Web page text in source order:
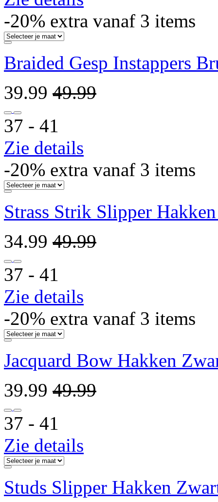
-20% extra vanaf 3 items
Braided Gesp Instappers
39.99 49.99
37 ‐ 41
Zie details
-20% extra vanaf 3 items
Strass Strik Slipper
34.99 49.99
37 ‐ 41
Zie details
-20% extra vanaf 3 items
Jacquard Bow Hakken
39.99 49.99
37 ‐ 41
Zie details
Studs Slipper Hakken